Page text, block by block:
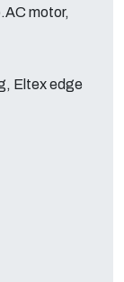
motor,
Eltex edge